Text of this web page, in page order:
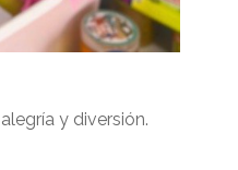
y diversión.